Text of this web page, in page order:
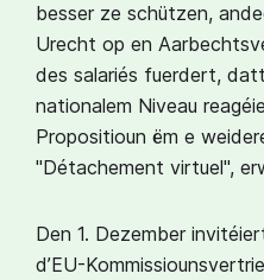
besser ze schützen,
Urecht op en
des salariés fuerdert,
nationalem Niveau
Propositioun ëm e
"Détachement virtuel",
Den 1. Dezember
d’EU-